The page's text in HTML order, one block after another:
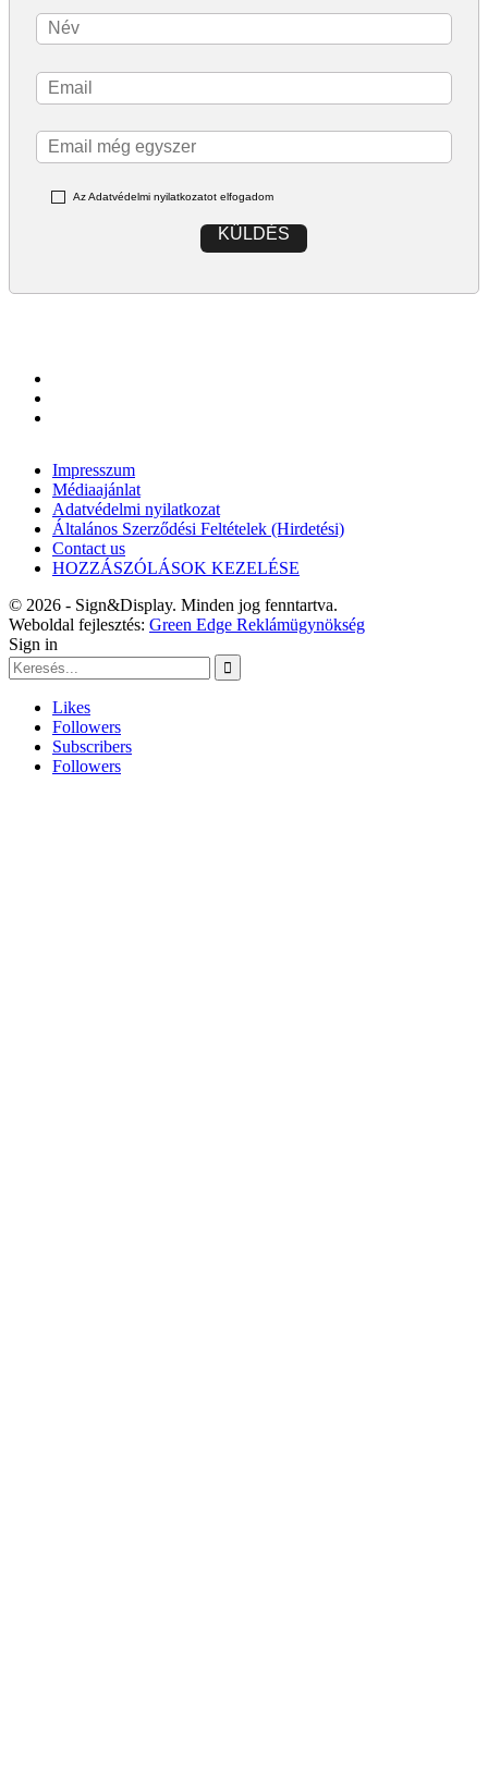
Az Adatvédelmi nyilatkozatot elfogadom
KÜLDÉS
Impresszum
Médiaajánlat
Adatvédelmi nyilatkozat
Általános Szerződési Feltételek (Hirdetési)
Contact us
HOZZÁSZÓLÁSOK KEZELÉSE
© 2026 - Sign&Display. Minden jog fenntartva.
Weboldal fejlesztés: Green Edge Reklámügynökség
Sign in
Likes
Followers
Subscribers
Followers